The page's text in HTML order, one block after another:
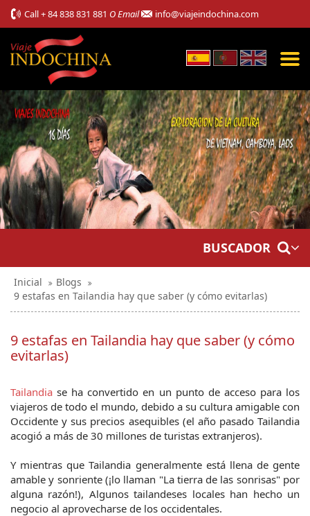
Call+ 84 838 831 881 O Email info@viajeindochina.com
BUSCADOR
Inicial
Blogs
9 estafas en Tailandia hay que saber (y cómo evitarlas)
9 estafas en Tailandia hay que saber (y cómo
evitarlas)
Tailandia se ha convertido en un punto de acceso para los
viajeros de todo el mundo, debido a su cultura amigable con
Occidente y sus precios asequibles (el año pasado Tailandia
acogió a más de 30 millones de turistas extranjeros).
Y mientras que Tailandia generalmente está llena de gente
amable y sonriente (¡lo llaman "La tierra de las sonrisas" por
alguna razón!), Algunos tailandeses locales han hecho un
negocio al aprovecharse de los occidentales.